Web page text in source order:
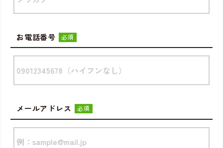
お電話番号 必須
メールアドレス 必須